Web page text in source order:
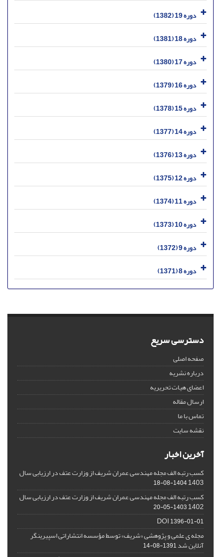
دوره 19 (1382)
دوره 18 (1381)
دوره 17 (1380)
دوره 16 (1379)
دوره 15 (1378)
دوره 14 (1377)
دوره 13 (1376)
دوره 12 (1375)
دوره 11 (1374)
دوره 10 (1373)
دوره 9 (1372)
دوره 8 (1371)
دسترسی سریع
صفحه اصلی
درباره نشریه
اعضای هیات تحریریه
ارسال مقاله
تماس با ما
نقشه سایت
آخرین اخبار
کسب رتبه الف مجله مهندسی عمران شریف از وزارت عتف در ارزیابی سال
1403
1404-08-18
کسب رتبه الف مجله مهندسی عمران شریف از وزارت عتف در ارزیابی سال
1402
1403-05-20
DOI1396-01-01
مجله ی علمی و پژوهشی «شریف» توسط مؤسسه انتشاراتی اسپیرینگر
آنلاین شد1391-08-14